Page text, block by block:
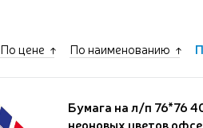
По цене По наименованию
Бумага на л/п 76*76
неоновых цветов